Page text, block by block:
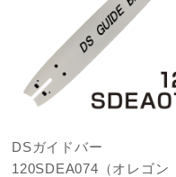
DSガイドバー
120SDEA074（オレゴン